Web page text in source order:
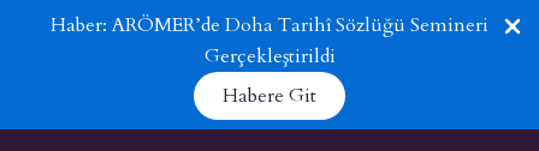
Haber: ARÖMER’de Doha Tarihî Sözlüğü Semineri
Gerçekleştirildi
Habere Git